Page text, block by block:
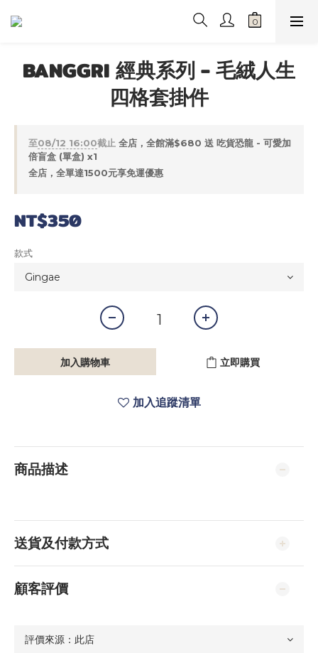
BANGGRI 經典系列 - 毛絨人生
四格套掛件
至08/12 16:00截止 全店，全館滿$680 送 吃貨恐龍 - 可愛加
倍盲盒 (單盒) x1
全店，全單達1500元享免運優惠
NT$350
款式
加入購物車 立即購買
加入追蹤清單
商品描述
送貨及付款方式
顧客評價